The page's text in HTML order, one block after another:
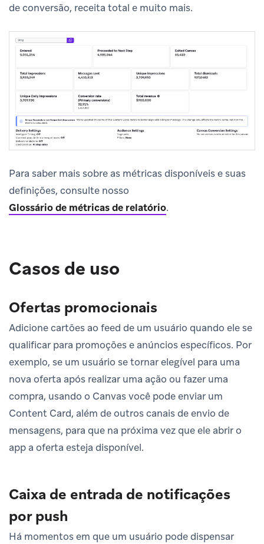
de conversão, receita total e muito mais.
Para saber mais sobre as métricas disponíveis e suas
definições, consulte nosso
Glossário de métricas de relatório.
Casos de uso
Ofertas promocionais
Adicione cartões ao feed de um usuário quando ele se
qualificar para promoções e anúncios específicos. Por
exemplo, se um usuário se tornar elegível para uma
nova oferta após realizar uma ação ou fazer uma
compra, usando o Canvas você pode enviar um
Content Card, além de outros canais de envio de
mensagens, para que na próxima vez que ele abrir o
app a oferta esteja disponível.
Caixa de entrada de notificações
por push
Há momentos em que um usuário pode dispensar